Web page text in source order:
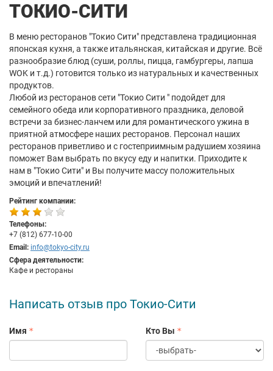
ТОКИО-СИТИ
В меню ресторанов "Токио Сити" представлена традиционная
японская кухня, а также итальянская, китайская и другие. Всё
разнообразие блюд (суши, роллы, пицца, гамбургеры, лапша
WOK и т.д.) готовится только из натуральных и качественных
продуктов.
Любой из ресторанов сети "Токио Сити " подойдет для
семейного обеда или корпоративного праздника, деловой
встречи за бизнес-ланчем или для романтического ужина в
приятной атмосфере наших ресторанов. Персонал наших
ресторанов приветливо и с гостеприимным радушием хозяина
поможет Вам выбрать по вкусу еду и напитки. Приходите к
нам в "Токио Сити" и Вы получите массу положительных
эмоций и впечатлений!
Рейтинг компании:
Телефоны:
+7 (812) 677-10-00
Email: info@tokyo-city.ru
Сфера деятельности:
Кафе и рестораны
Написать отзыв про Токио-Сити
Имя Кто Вы